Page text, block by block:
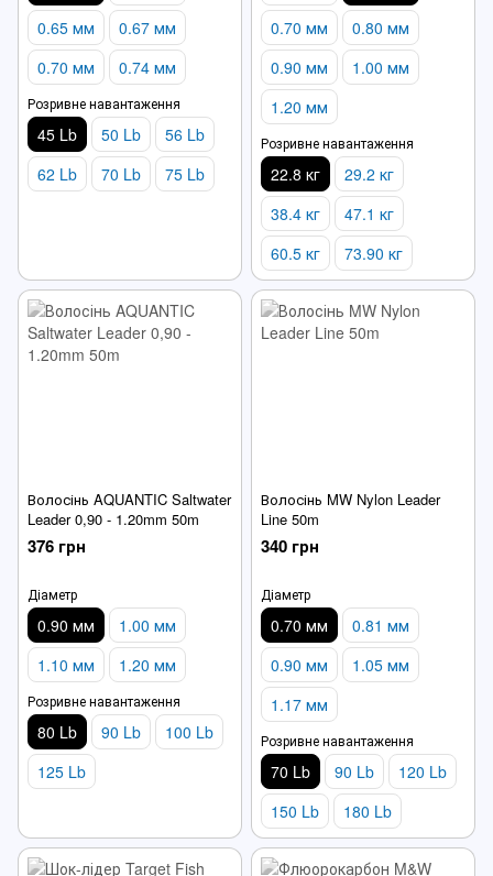
0.65 мм
0.67 мм
0.70 мм
0.74 мм
Розривне навантаження
45 Lb 50 Lb
56 Lb
62 Lb
70 Lb 75 Lb
0.70 мм
0.80 мм
0.90 мм
1.00 мм
1.20 мм
Розривне навантаження
22.8 кг
29.2 кг
38.4 кг
47.1 кг
60.5 кг
73.90 кг
Волосінь AQUANTIC Saltwater
Leader 0,90 - 1.20mm 50m
376 грн
Діаметр
0.90 мм
1.00 мм
1.10 мм
1.20 мм
Розривне навантаження
80 Lb 90 Lb
100 Lb
125 Lb
Волосінь MW Nylon Leader
Line 50m
340 грн
Діаметр
0.70 мм
0.81 мм
0.90 мм
1.05 мм
1.17 мм
Розривне навантаження
70 Lb 90 Lb
120 Lb
150 Lb
180 Lb